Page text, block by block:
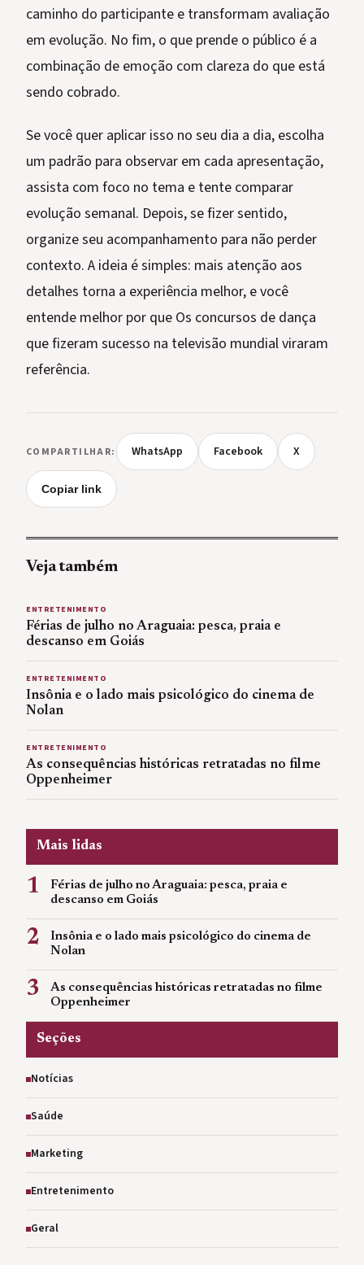
caminho do participante e transformam avaliação
em evolução. No fim, o que prende o público é a
combinação de emoção com clareza do que está
sendo cobrado.
Se você quer aplicar isso no seu dia a dia, escolha
um padrão para observar em cada apresentação,
assista com foco no tema e tente comparar
evolução semanal. Depois, se fizer sentido,
organize seu acompanhamento para não perder
contexto. A ideia é simples: mais atenção aos
detalhes torna a experiência melhor, e você
entende melhor por que Os concursos de dança
que fizeram sucesso na televisão mundial viraram
referência.
COMPARTILHAR: WhatsApp Facebook X
Copiar link
Veja também
ENTRETENIMENTO
Férias de julho no Araguaia: pesca, praia e
descanso em Goiás
ENTRETENIMENTO
Insônia e o lado mais psicológico do cinema de
Nolan
ENTRETENIMENTO
As consequências históricas retratadas no filme
Oppenheimer
Mais lidas
1
Férias de julho no Araguaia: pesca, praia e
descanso em Goiás
2
Insônia e o lado mais psicológico do cinema de
Nolan
3
As consequências históricas retratadas no filme
Oppenheimer
Seções
Notícias
Saúde
Marketing
Entretenimento
Geral